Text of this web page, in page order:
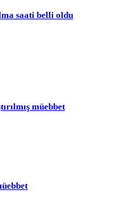
saati belli oldu
müebbet